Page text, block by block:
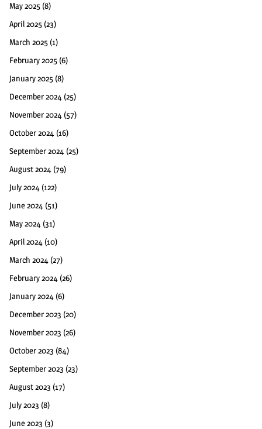
May 2025 (8)
April 2025 (23)
March 2025 (1)
February 2025 (6)
January 2025 (8)
December 2024 (25)
November 2024 (57)
October 2024 (16)
September 2024 (25)
August 2024 (79)
July 2024 (122)
June 2024 (51)
May 2024 (31)
April 2024 (10)
March 2024 (27)
February 2024 (26)
January 2024 (6)
December 2023 (20)
November 2023 (26)
October 2023 (84)
September 2023 (23)
August 2023 (17)
July 2023 (8)
June 2023 (3)